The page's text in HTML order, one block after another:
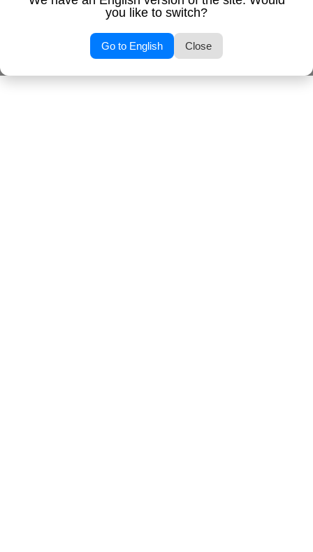
you like to switch?
Go to English Close